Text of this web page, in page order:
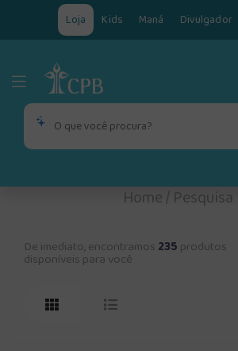
Loja Kids Maná Divulgador
Home/Pesquisa
De imediato, encontramos 235 produtos
disponíveis para você